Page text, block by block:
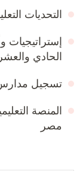
التحديات
إستراتيجيات
الحادي والعشرين
تسجيل مدارس
المنصة
مصر